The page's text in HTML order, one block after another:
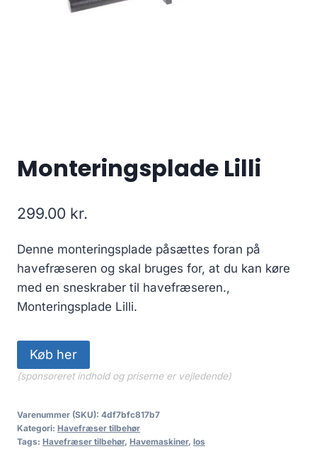
Monteringsplade Lilli
299.00 kr.
Denne monteringsplade påsættes foran på
havefræseren og skal bruges for, at du kan køre
med en sneskraber til havefræseren.,
Monteringsplade Lilli.
Køb her
(sponsoreret indhold og priserne er vejledende)
Varenummer (SKU): 4df7bfc817b7
Kategori: Havefræser tilbehør
Tags: Havefræser tilbehør, Havemaskiner, los